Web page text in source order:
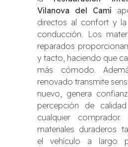
Vilanova del Camí
directos al confort y la
conducción. Los
reparados
y tacto, haciendo que
más cómodo.
renovado transmite
nuevo, genera
percepción de
cualquier comprador.
materiales duraderos
el vehículo a largo